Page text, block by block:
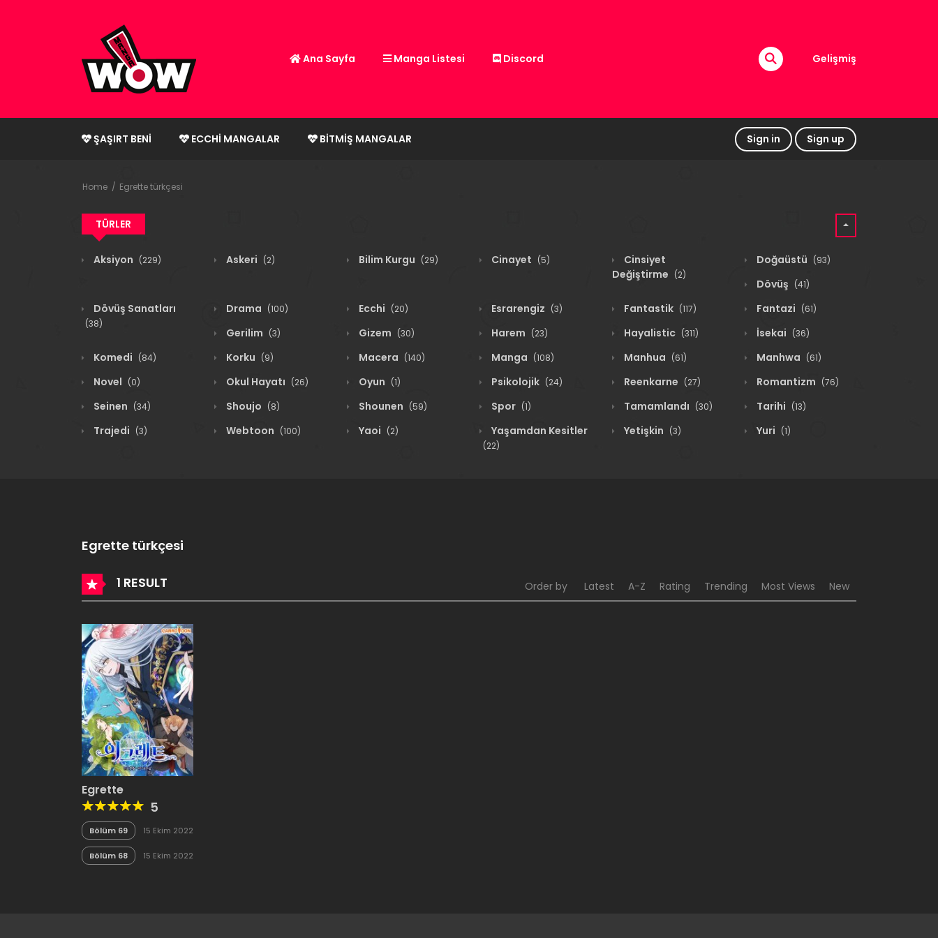
Ana Sayfa Manga Listesi Discord Gelişmiş
ŞAŞIRT BENI ECCHI MANGALAR BITMIŞ MANGALAR Sign in Sign up
Home Egrette türkçesi
TÜRLER
Aksiyon (229) Askeri (2) Bilim Kurgu (29) Cinayet (5)
Cinsiyet
Değiştirme (2)
Doğaüstü (93)
Dövüş (41)
Dövüş Sanatları
(38)
Drama (100) Ecchi (20) Esrarengiz (3) Fantastik (117) Fantazi (61)
Gerilim (3) Gizem (30) Harem (23) Hayalistic (311) İsekai (36)
Komedi (84) Korku (9) Macera (140) Manga (108) Manhua (61) Manhwa (61)
Novel (0) Okul Hayatı (26) Oyun (1) Psikolojik (24) Reenkarne (27) Romantizm (76)
Seinen (34) Shoujo (8) Shounen (59) Spor (1) Tamamlandı (30) Tarihi (13)
Trajedi (3) Webtoon (100) Yaoi (2) Yaşamdan Kesitler
(22)
Yetişkin (3) Yuri (1)
Egrette türkçesi
1 RESULT Order by Latest A-Z Rating Trending Most Views New
Egrette
5
Bölüm 69 15 Ekim 2022
Bölüm 68 15 Ekim 2022